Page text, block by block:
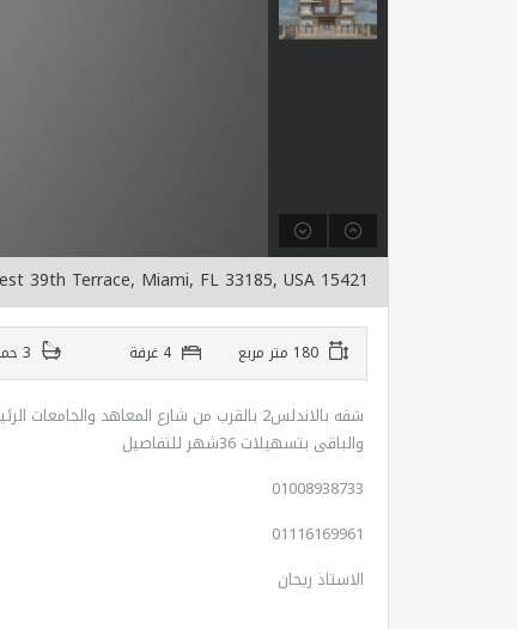
15421 Southwest 39th Terrace, Miami, FL 33185, USA
والباقى بتسهيلات 36شهر للتفاصيل
01008938733
01116169961
الاستاذ ريحان